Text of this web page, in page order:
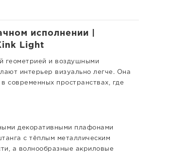
исполнении |
Light
геометрией и воздушными
интерьер визуально легче. Она
современных пространствах, где
декоративными плафонами
с тёплым металлическим
а волнообразные акриловые